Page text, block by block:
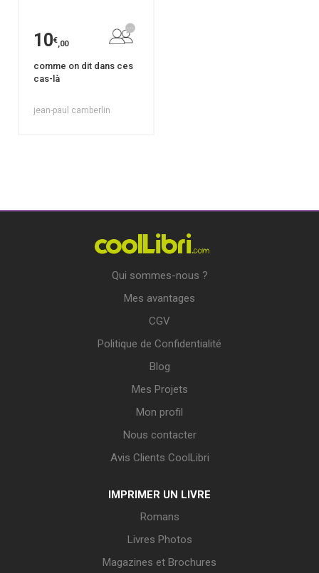
10€,00
comme on dit dans ces
cas-là
jean-paul camberlin
Qui sommes-nous ?
Mes avantages
CGV
Politique de Confidentialité
Blog
Mes Projets
Mon profil
Nous contacter
Avis Clients CoolLibri
IMPRIMER UN LIVRE
Romans
Livres Photos
Magazines et Brochures